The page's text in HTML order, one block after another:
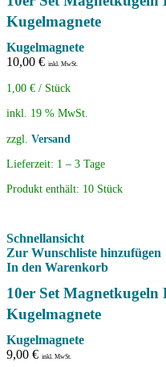
Kugelmagnete
Kugelmagnete
10,00 € inkl. MwSt.
1,00 € / Stück
inkl. 19 % MwSt.
zzgl. Versand
Lieferzeit: 1 – 3 Tage
Produkt enthält: 10 Stück
Schnellansicht
Zur Wunschliste hinzufügen
In den Warenkorb
10er Set
Kugelmagnete
Kugelmagnete
9,00 € inkl. MwSt.